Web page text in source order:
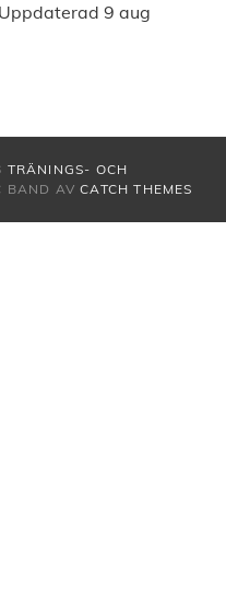
9 aug
TRÄNINGS- OCH
BAND AVCATCH THEMES